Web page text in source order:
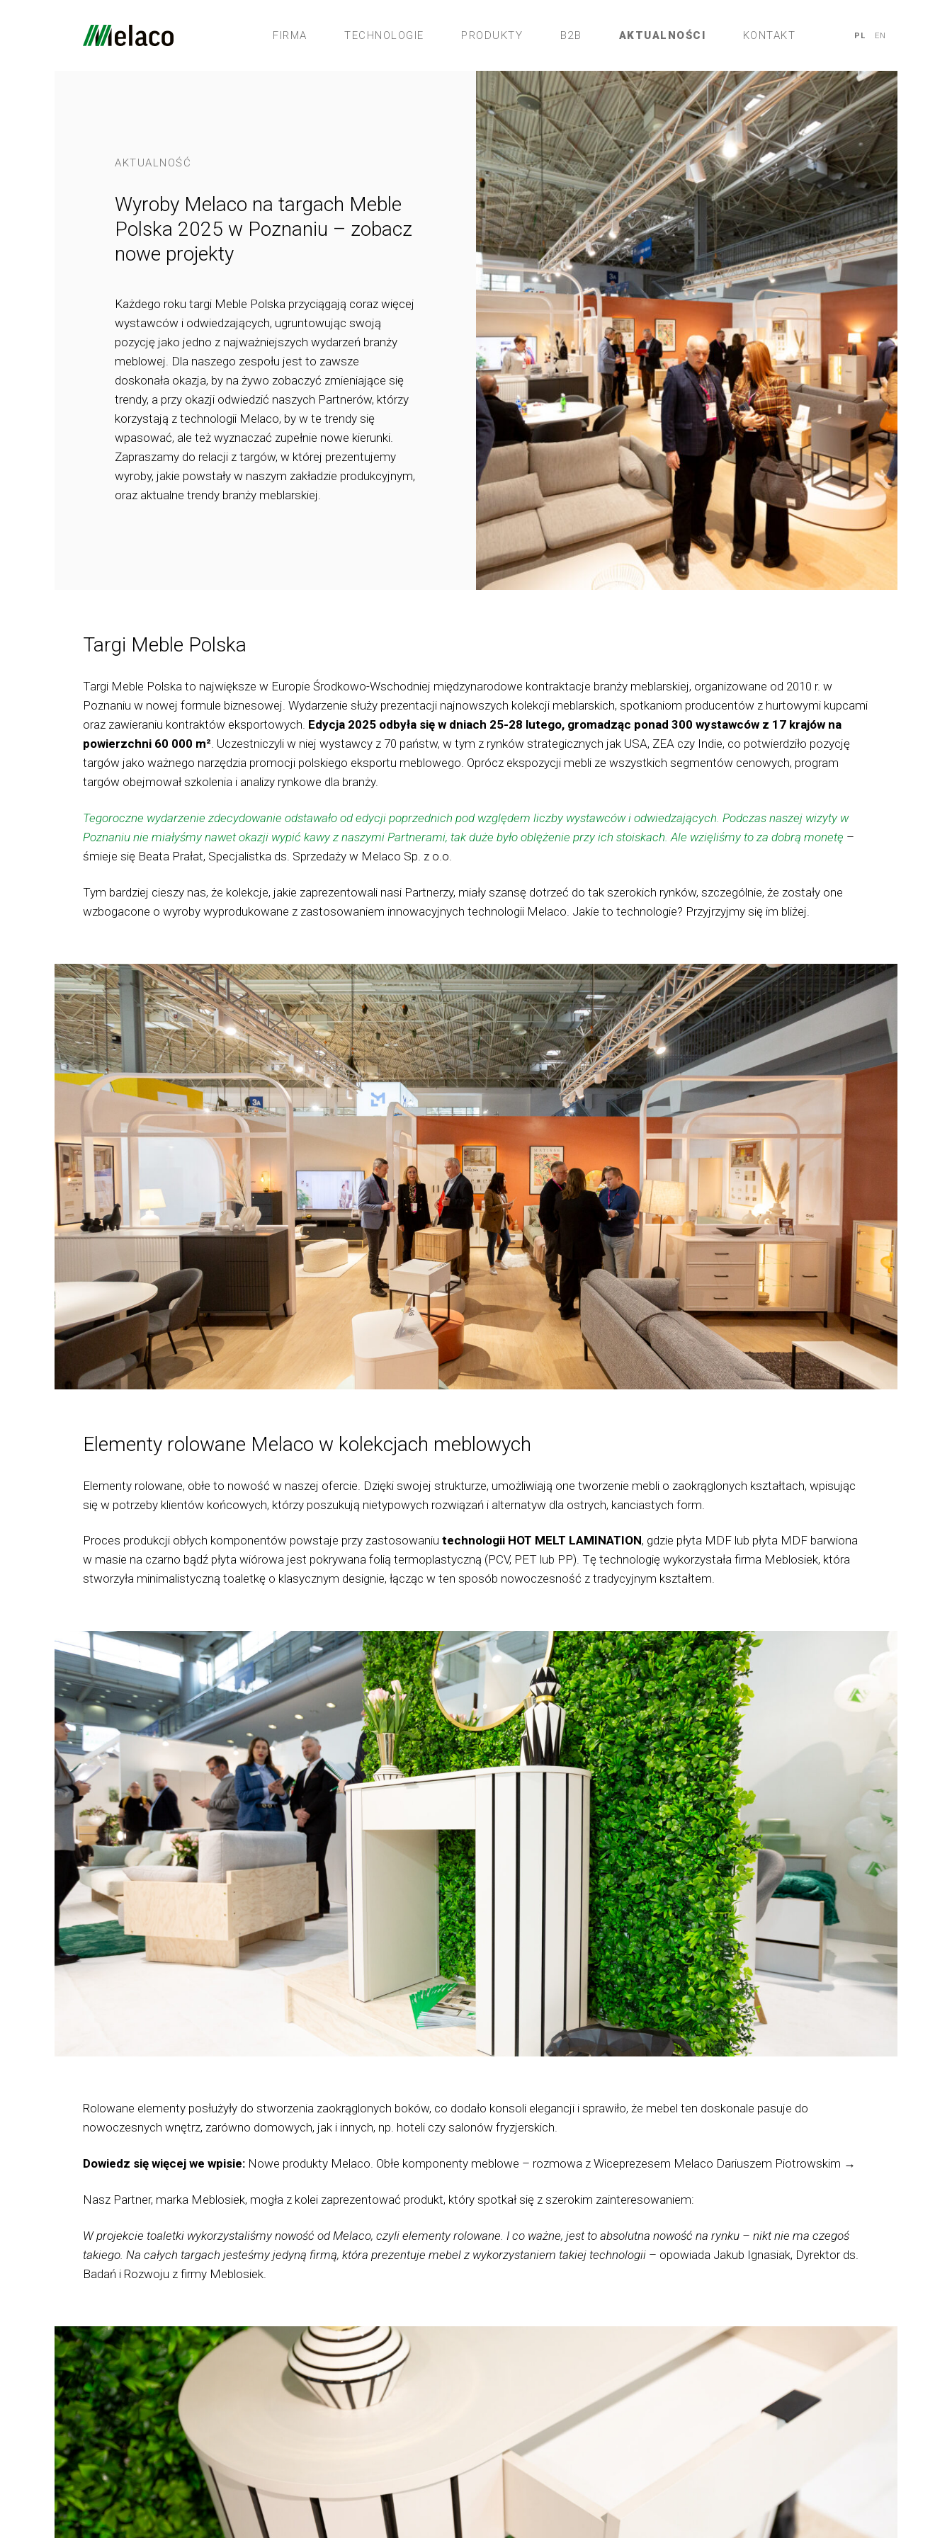
FIRMA TECHNOLOGIE PRODUKTY B2B AKTUALNOŚCI KONTAKT PL EN
AKTUALNOŚĆ
Wyroby Melaco na targach Meble
Polska 2025 w Poznaniu – zobacz
nowe projekty
Każdego roku targi Meble Polska przyciągają coraz więcej
wystawców i odwiedzających, ugruntowując swoją
pozycję jako jedno z najważniejszych wydarzeń branży
meblowej. Dla naszego zespołu jest to zawsze
doskonała okazja, by na żywo zobaczyć zmieniające się
trendy, a przy okazji odwiedzić naszych Partnerów, którzy
korzystają z technologii Melaco, by w te trendy się
wpasować, ale też wyznaczać zupełnie nowe kierunki.
Zapraszamy do relacji z targów, w której prezentujemy
wyroby, jakie powstały w naszym zakładzie produkcyjnym,
oraz aktualne trendy branży meblarskiej.
Targi Meble Polska
Targi Meble Polska to największe w Europie Środkowo-Wschodniej międzynarodowe kontraktacje branży meblarskiej, organizowane od 2010 r. w
Poznaniu w nowej formule biznesowej. Wydarzenie służy prezentacji najnowszych kolekcji meblarskich, spotkaniom producentów z hurtowymi kupcami
oraz zawieraniu kontraktów eksportowych. Edycja 2025 odbyła się w dniach 25-28 lutego, gromadząc ponad 300 wystawców z 17 krajów na
powierzchni 60 000 m². Uczestniczyli w niej wystawcy z 70 państw, w tym z rynków strategicznych jak USA, ZEA czy Indie, co potwierdziło pozycję
targów jako ważnego narzędzia promocji polskiego eksportu meblowego. Oprócz ekspozycji mebli ze wszystkich segmentów cenowych, program
targów obejmował szkolenia i analizy rynkowe dla branży.
Tegoroczne wydarzenie zdecydowanie odstawało od edycji poprzednich pod względem liczby wystawców i odwiedzających. Podczas naszej wizyty w
Poznaniu nie miałyśmy nawet okazji wypić kawy z naszymi Partnerami, tak duże było oblężenie przy ich stoiskach. Ale wzięliśmy to za dobrą monetę –
śmieje się Beata Prałat, Specjalistka ds. Sprzedaży w Melaco Sp. z o.o.
Tym bardziej cieszy nas, że kolekcje, jakie zaprezentowali nasi Partnerzy, miały szansę dotrzeć do tak szerokich rynków, szczególnie, że zostały one
wzbogacone o wyroby wyprodukowane z zastosowaniem innowacyjnych technologii Melaco. Jakie to technologie? Przyjrzyjmy się im bliżej.
Elementy rolowane Melaco w kolekcjach meblowych
Elementy rolowane, obłe to nowość w naszej ofercie. Dzięki swojej strukturze, umożliwiają one tworzenie mebli o zaokrąglonych kształtach, wpisując
się w potrzeby klientów końcowych, którzy poszukują nietypowych rozwiązań i alternatyw dla ostrych, kanciastych form.
Proces produkcji obłych komponentów powstaje przy zastosowaniu technologii HOT MELT LAMINATION, gdzie płyta MDF lub płyta MDF barwiona
w masie na czarno bądź płyta wiórowa jest pokrywana folią termoplastyczną (PCV, PET lub PP). Tę technologię wykorzystała firma Meblosiek, która
stworzyła minimalistyczną toaletkę o klasycznym designie, łącząc w ten sposób nowoczesność z tradycyjnym kształtem.
Rolowane elementy posłużyły do stworzenia zaokrąglonych boków, co dodało konsoli elegancji i sprawiło, że mebel ten doskonale pasuje do
nowoczesnych wnętrz, zarówno domowych, jak i innych, np. hoteli czy salonów fryzjerskich.
Dowiedz się więcej we wpisie: Nowe produkty Melaco. Obłe komponenty meblowe – rozmowa z Wiceprezesem Melaco Dariuszem Piotrowskim →
Nasz Partner, marka Meblosiek, mogła z kolei zaprezentować produkt, który spotkał się z szerokim zainteresowaniem:
W projekcie toaletki wykorzystaliśmy nowość od Melaco, czyli elementy rolowane. I co ważne, jest to absolutna nowość na rynku – nikt nie ma czegoś
takiego. Na całych targach jesteśmy jedyną firmą, która prezentuje mebel z wykorzystaniem takiej technologii – opowiada Jakub Ignasiak, Dyrektor ds.
Badań i Rozwoju z firmy Meblosiek.